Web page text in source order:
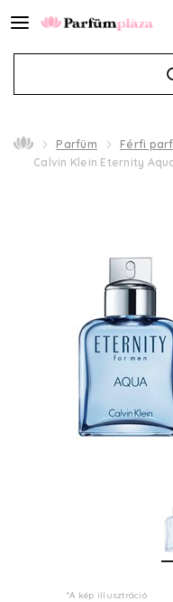
Parfüm Férfi
Calvin Klein Eternity
*A kép illusztráció